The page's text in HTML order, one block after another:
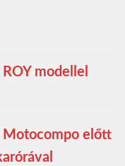
modellel
Motocompo előtt